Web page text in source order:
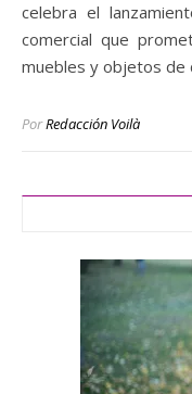
celebra el
comercial que
muebles y objetos de
PorRedacción Voilà